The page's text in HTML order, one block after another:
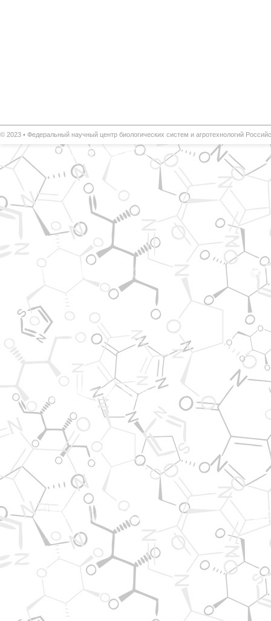
© 2023 • Федеральный научный центр биологических систем и агротехнологий